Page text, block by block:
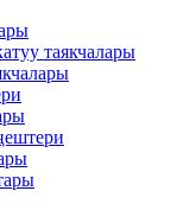
таякчалары